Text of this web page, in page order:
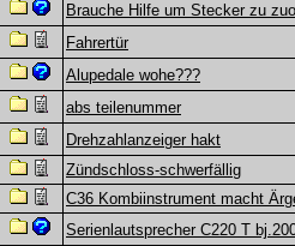
Brauche Hilfe um Stecker zu
Fahrertür
Alupedale wohe???
abs teilenummer
Drehzahlanzeiger hakt
Zündschloss-schwerfällig
C36 Kombiinstrument macht
Serienlautsprecher C220 T